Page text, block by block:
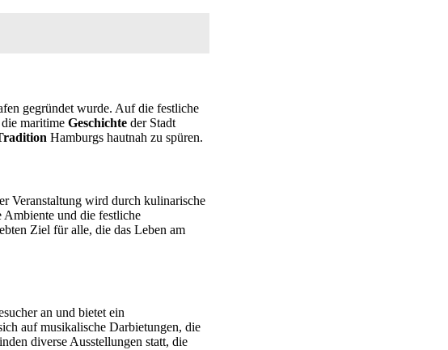
gegründet wurde. Auf die festliche
maritime Geschichte der Stadt
Hamburgs hautnah zu spüren.
Veranstaltung wird durch kulinarische
Ambiente und die festliche
Ziel für alle, die das Leben am
an und bietet ein
auf musikalische Darbietungen, die
diverse Ausstellungen statt, die